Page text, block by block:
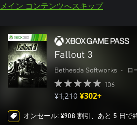
メイン コンテンツへスキップ
Fallout 3
Bethesda Softworks • ロ
106
¥1,210¥302+
オンセール: ¥908 割引、あと 5 日で